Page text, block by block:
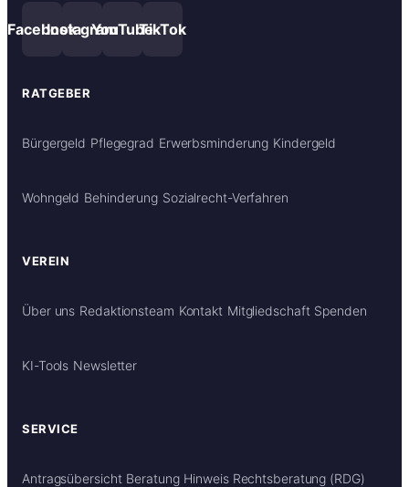
FacebookInstagramYouTubeTikTok
RATGEBER
Bürgergeld Pflegegrad Erwerbsminderung Kindergeld
Wohngeld Behinderung Sozialrecht-Verfahren
VEREIN
Über uns Redaktionsteam Kontakt Mitgliedschaft Spenden
KI-Tools Newsletter
SERVICE
Antragsübersicht Beratung Hinweis Rechtsberatung (RDG)